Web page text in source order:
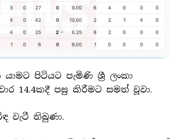
පිටියට පැමිණි ශ්‍රී ලංකා
14.4කදී පසු කිරීමට සමත් වූවා.
වැටී තිබුණා.